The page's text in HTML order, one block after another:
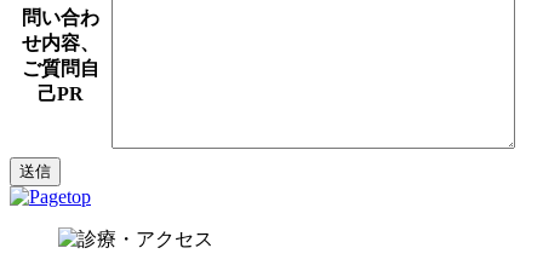
問い合わ
せ内容、
ご質問自
己PR